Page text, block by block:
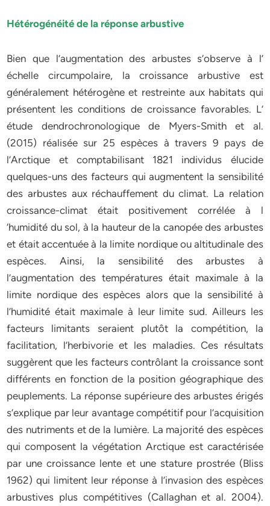
Hétérogénéité de la réponse arbustive
Bien que l’augmentation des arbustes s’observe à l’
échelle circumpolaire, la croissance arbustive est
généralement hétérogène et restreinte aux habitats qui
présentent les conditions de croissance favorables. L’
étude dendrochronologique de Myers-Smith et al.
(2015) réalisée sur 25 espèces à travers 9 pays de
l’Arctique et comptabilisant 1821 individus élucide
quelques-uns des facteurs qui augmentent la sensibilité
des arbustes aux réchauffement du climat. La relation
croissance-climat était positivement corrélée à l
‘humidité du sol, à la hauteur de la canopée des arbustes
et était accentuée à la limite nordique ou altitudinale des
espèces. Ainsi, la sensibilité des arbustes à
l’augmentation des températures était maximale à la
limite nordique des espèces alors que la sensibilité à
l’humidité était maximale à leur limite sud. Ailleurs les
facteurs limitants seraient plutôt la compétition, la
facilitation, l’herbivorie et les maladies. Ces résultats
suggèrent que les facteurs contrôlant la croissance sont
différents en fonction de la position géographique des
peuplements. La réponse supérieure des arbustes érigés
s’explique par leur avantage compétitif pour l’acquisition
des nutriments et de la lumière. La majorité des espèces
qui composent la végétation Arctique est caractérisée
par une croissance lente et une stature prostrée (Bliss
1962) qui limitent leur réponse à l’invasion des espèces
arbustives plus compétitives (Callaghan et al. 2004).